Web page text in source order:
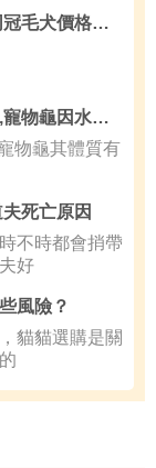
中國冠毛犬價格 地區不同冠毛犬價格不同
三個不當導致寵物龜發病,寵物龜因水中毒怎麼辦
物龜其體質有
死亡原因
不時都會捎帶
好
風險？
貓選購是關